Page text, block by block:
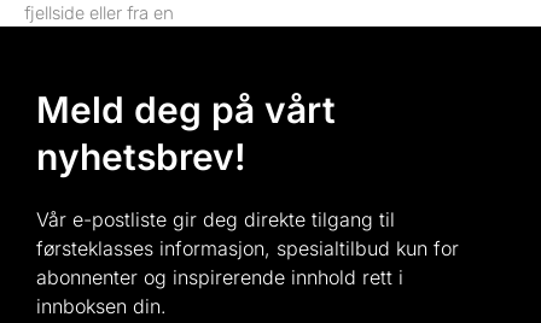
fjellside eller fra en
Meld deg på vårt
nyhetsbrev!
Vår e-postliste gir deg direkte tilgang til
førsteklasses informasjon, spesialtilbud kun for
abonnenter og inspirerende innhold rett i
innboksen din.